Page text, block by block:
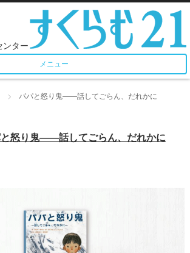
メニュー
パパと怒り鬼――話してごらん、だれかに
怒り鬼――話してごらん、だれかに